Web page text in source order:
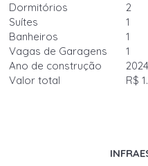
Dormitórios
2
Suítes
1
Banheiros
1
Vagas de Garagens
1
Ano de construção
2024
Valor total
R$